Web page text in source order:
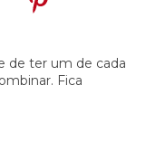
de ter um de cada
Fica